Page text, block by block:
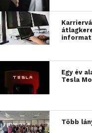
Egy év
Tesla
Több